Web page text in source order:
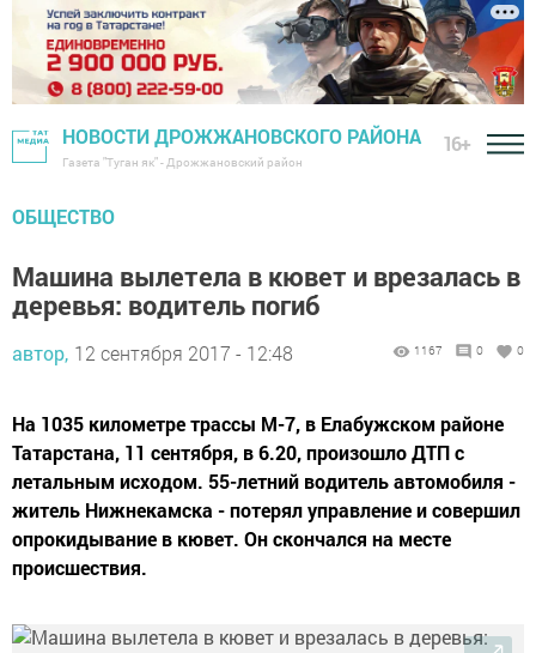
НОВОСТИ ДРОЖЖАНОВСКОГО РАЙОНА
Газета "Туган як" - Дрожжановский район
16+
ОБЩЕСТВО
Машина вылетела в кювет и врезалась в
деревья: водитель погиб
автор, 12 сентября 2017 - 12:48 1167 0 0
На 1035 километре трассы М-7, в Елабужском районе
Татарстана, 11 сентября, в 6.20, произошло ДТП с
летальным исходом. 55-летний водитель автомобиля -
житель Нижнекамска - потерял управление и совершил
опрокидывание в кювет. Он скончался на месте
происшествия.